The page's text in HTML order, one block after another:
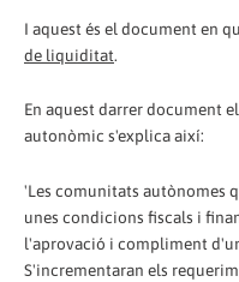
I aquest és el document en
de liquiditat.
En aquest darrer document
autonòmic s'explica així:
'Les comunitats autònomes
unes condicions fiscals i
l'aprovació i compliment
S'incrementaran els